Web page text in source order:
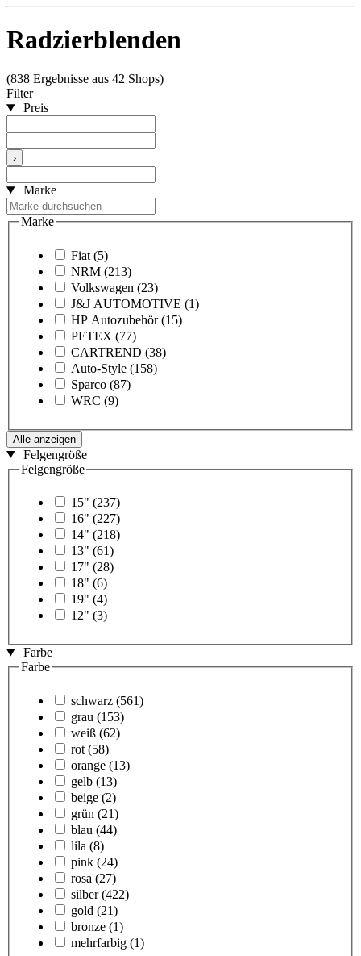
Radzierblenden
(838 Ergebnisse aus 42 Shops)
Filter
Preis
›
Marke
Marke
Fiat (5)
NRM (213)
Volkswagen (23)
J&J AUTOMOTIVE (1)
HP Autozubehör (15)
PETEX (77)
CARTREND (38)
Auto-Style (158)
Sparco (87)
WRC (9)
Alle anzeigen
Felgengröße
Felgengröße
15" (237)
16" (227)
14" (218)
13" (61)
17" (28)
18" (6)
19" (4)
12" (3)
Farbe
Farbe
schwarz (561)
grau (153)
weiß (62)
rot (58)
orange (13)
gelb (13)
beige (2)
grün (21)
blau (44)
lila (8)
pink (24)
rosa (27)
silber (422)
gold (21)
bronze (1)
mehrfarbig (1)